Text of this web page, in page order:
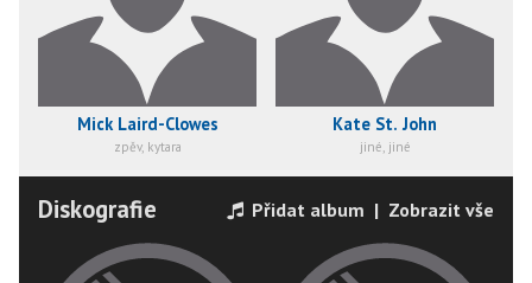
Mick Laird-Clowes
zpěv, kytara
Kate St. John
jiné, jiné
Diskografie Přidat album | Zobrazit vše